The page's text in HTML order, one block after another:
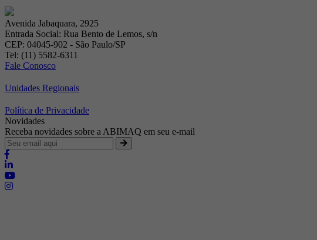
Avenida Jabaquara, 2925
Entrada Social: Rua Bento de Lemos, s/n
CEP: 04045-902 - São Paulo/SP
Tel: (11) 5582-6311
Fale Conosco
Unidades Regionais
Política de Privacidade
Novidades
Receba novidades sobre a ABIMAQ em seu e-mail